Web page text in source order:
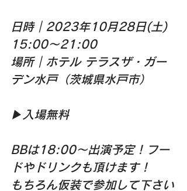
日時｜2023年10月28日(土)
15:00〜21:00
場所｜ホテル テラスザ・ガー
デン水戸（茨城県水戸市）
▶︎入場無料
BBは18:00〜出演予定！フー
ドやドリンクも頂けます！
もちろん仮装で参加して下さい